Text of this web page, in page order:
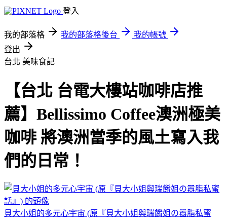
登入
我的部落格 我的部落格後台
我的帳號
登出
台北 美味食記
【台北 台電大樓站咖啡店推
薦】Bellissimo Coffee澳洲極美
咖啡 將澳洲當季的風土寫入我
們的日常！
貝大小姐的多元心宇宙 (原『貝大小姐與瑞餚姐の囂脂私蜜